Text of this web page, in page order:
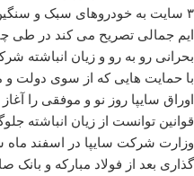
۳ سایت به خودروهای سبک و
ایم جمالی تصریح می کند در طی
با حمایت هایی که از سوی دولت و
اوراق سایپا روز نو و موفقی را
قوانین توانست از زیان انباشته
وزارت شرکت سایپا در اسفند
گذاری بعد از فولاد مبارکه و